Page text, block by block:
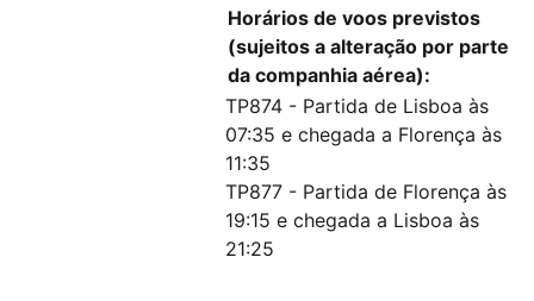
Horários de voos previstos
(sujeitos a alteração por parte
da companhia aérea):
TP874 - Partida de Lisboa às
07:35 e chegada a Florença às
11:35
TP877 - Partida de Florença às
19:15 e chegada a Lisboa às
21:25